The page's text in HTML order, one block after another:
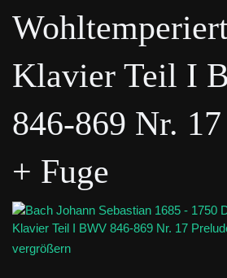
Klavier Teil I
846-869 Nr.
+ Fuge
vergrößern